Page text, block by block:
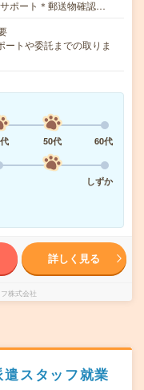
ポート＊郵送物確認…
トや委託までの取りま
50代
60代
しずか
詳しく見る
株式会社
スタッフ就業